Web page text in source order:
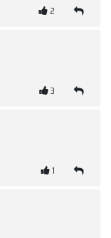
2
3
1